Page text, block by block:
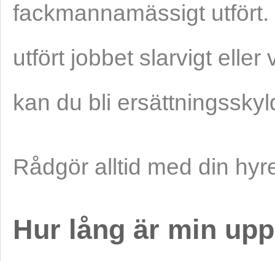
fackmannamässigt
utfört jobbet slarvigt eller
kan du bli
Rådgör alltid med din
Hur lång är min